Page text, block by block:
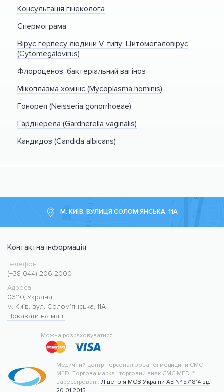
Консультація гінеколога
Спермограма
Вірус герпесу людини V типу, Цитомегаловірус
(Cytomegalovirus)
Флороценоз, бактеріальний вагіноз
Мікоплазма хомініс (Mycoplasma hominis)
Гонорея (Neisseria gonorrhoeae)
Гарднерела (Gardnerella vaginalis)
Кандидоз (Candida albicans)
М. КИЇВ, ВУЛИЦЯ СОЛОМ'ЯНСЬКА, 11А
Контактна інформація
Медичний центр CMC MED
https://cmcmed.clinic
Телефон:
(+38 044) 206 2000
Адреса:
03110, Україна,
м. Київ, вул. Солом'янська, 11А
Показати на мапі
Можна розраховуватися
Медичний центр персоналізованої медицини CMC
MED. Торгова марка і торговий знак CMC MED™
зареєстровані. Ліцензія МОЗ України АЕ № 571814 від
20.01.2015